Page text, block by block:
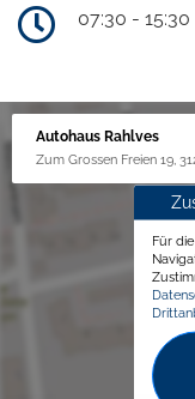
07:30 -
Autohaus Rahlves
Zum Grossen Freien 19,
Für